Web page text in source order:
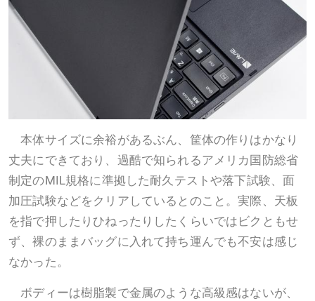
本体サイズに余裕があるぶん、筐体の作りはかなり
丈夫にできており、過酷で知られるアメリカ国防総省
制定のMIL規格に準拠した耐久テストや落下試験、面
加圧試験などをクリアしているとのこと。実際、天板
を指で押したりひねったりしたくらいではビクともせ
ず、裸のままバッグに入れて持ち運んでも不安は感じ
なかった。
ボディーは樹脂製で金属のような高級感はないが、